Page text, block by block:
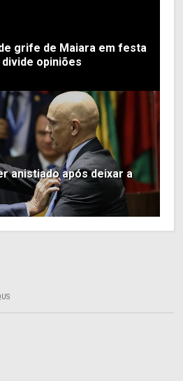
grife de Maiara em festa
opiniões
anistiado após deixar a